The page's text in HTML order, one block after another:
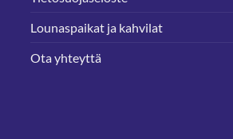
Lounaspaikat ja kahvilat
Ota yhteyttä